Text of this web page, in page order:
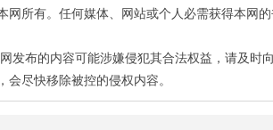
所有。任何媒体、网站或个人必需获得本网
布的内容可能涉嫌侵犯其合法权益，请及时
尽快移除被控的侵权内容。